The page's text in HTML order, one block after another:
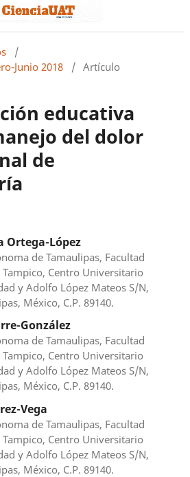
/
Junio 2018
/ Artículo
educativa
del dolor
de
Ortega-López
de Tamaulipas, Facultad
Centro Universitario
y Adolfo López Mateos S/N,
México, C.P. 89140.
González
de Tamaulipas, Facultad
Centro Universitario
y Adolfo López Mateos S/N,
México, C.P. 89140.
Vega
de Tamaulipas, Facultad
Centro Universitario
y Adolfo López Mateos S/N,
México, C.P. 89140.